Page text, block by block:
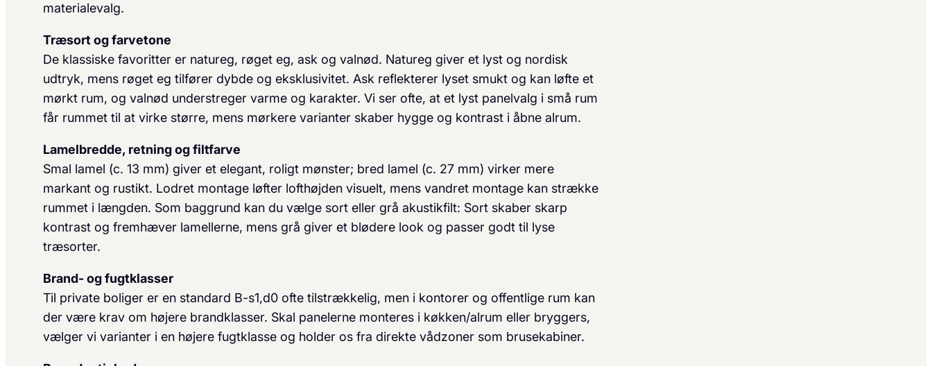
materiale­valg.
Træsort og farvetone
De klassiske favoritter er natur­eg, røget eg, ask og valnød. Natur­eg giver et lyst og nordisk
udtryk, mens røget eg tilfører dybde og eksklusivitet. Ask reflekterer lyset smukt og kan løfte et
mørkt rum, og valnød understreger varme og karakter. Vi ser ofte, at et lyst panelvalg i små rum
får rummet til at virke større, mens mørkere varianter skaber hygge og kontrast i åbne alrum.
Lamelbredde, retning og filtfarve
Smal lamel (c. 13 mm) giver et elegant, roligt mønster; bred lamel (c. 27 mm) virker mere
markant og rustikt. Lodret montage løfter loft­højden visuelt, mens vandret montage kan strække
rummet i længden. Som baggrund kan du vælge sort eller grå akustikfilt: Sort skaber skarp
kontrast og fremhæver lamellerne, mens grå giver et blødere look og passer godt til lyse
træsorter.
Brand- og fugt­klasser
Til private boliger er en standard B-s1,d0 ofte tilstrækkelig, men i kontorer og offentlige rum kan
der være krav om højere brand­klasser. Skal panelerne monteres i køkken/alrum eller bryggers,
vælger vi varianter i en højere fugt­klasse og holder os fra direkte vådzoner som bruse­kabiner.